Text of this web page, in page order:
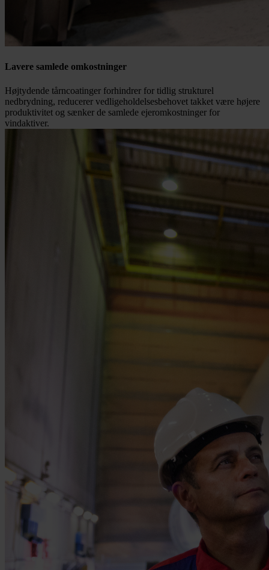
Lavere samlede omkostninger
Højtydende tårncoatinger forhindrer for tidlig strukturel
nedbrydning, reducerer vedligeholdelsesbehovet takket være højere
produktivitet og sænker de samlede ejeromkostninger for
vindaktiver.